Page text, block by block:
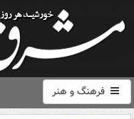
فرهنگ و هنر